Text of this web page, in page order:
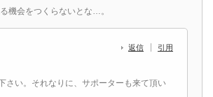
機会をつくらないとな…。
返信 引用
さい。それなりに、サポーターも来て頂い